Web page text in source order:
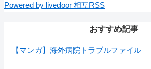
Powered by livedoor 相互RSS
おすすめ記事
【マンガ】海外病院トラブルファイル